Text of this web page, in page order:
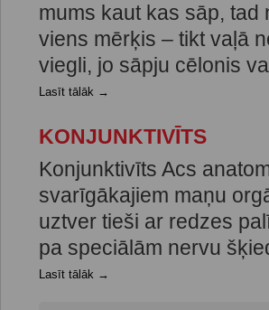
mums kaut kas sāp,
viens mērķis – tikt vaļā
viegli, jo sāpju cēlonis
Lasīt tālāk →
KONJUNKTIVĪTS
Konjunktivīts Acs
svarīgākajiem maņu
uztver tieši ar redzes
pa speciālām nervu
Lasīt tālāk →